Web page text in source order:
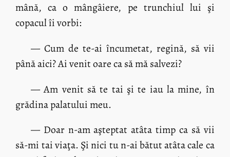
mână, ca o mângâiere, pe trunchiul lui şi
copacul îi vorbi:
— Cum de te-ai încumetat, regină, să vii
până aici? Ai venit oare ca să mă salvezi?
— Am venit să te tai şi te iau la mine, în
grădina palatului meu.
— Doar n-am aşteptat atâta timp ca să vii
să-mi tai viaţa. Şi nici tu n-ai bătut atâta cale ca